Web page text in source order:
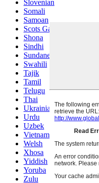
Slovenian
Somali
Samoan
Scots Gaelic
Shona
Sindhi
Sundanese
Swahili
Tajik
Tamil
Telugu
Thai
Ukrainian
Urdu
Uzbek
Vietnamese
Welsh
Xhosa
Yiddish
Yoruba
Zulu